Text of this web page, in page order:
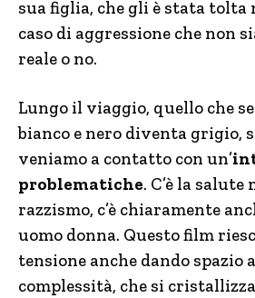
sua figlia, che gli è stata tolta
caso di aggressione che non
reale o no.
Lungo il viaggio, quello che
bianco e nero diventa grigio,
veniamo a contatto con un’
problematiche. C’è la salute
razzismo, c’è chiaramente
uomo donna. Questo film
tensione anche dando spazio
complessità, che si